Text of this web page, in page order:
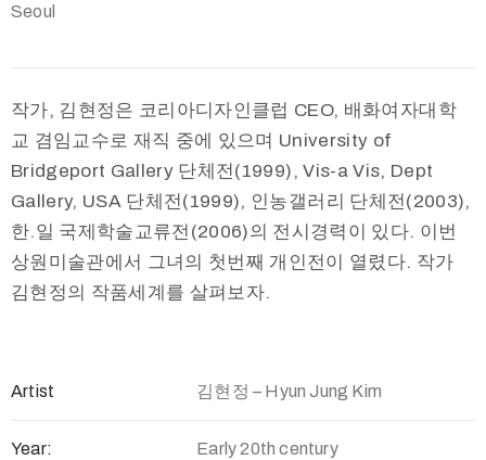
Seoul
작가, 김현정은 코리아디자인클럽 CEO, 배화여자대학
교 겸임교수로 재직 중에 있으며 University of
Bridgeport Gallery 단체전(1999), Vis-a Vis, Dept
Gallery, USA 단체전(1999), 인농갤러리 단체전(2003),
한.일 국제학술교류전(2006)의 전시경력이 있다. 이번
상원미술관에서 그녀의 첫번째 개인전이 열렸다. 작가
김현정의 작품세계를 살펴보자.
Artist 김현정 – Hyun Jung Kim
Year: Early 20th century